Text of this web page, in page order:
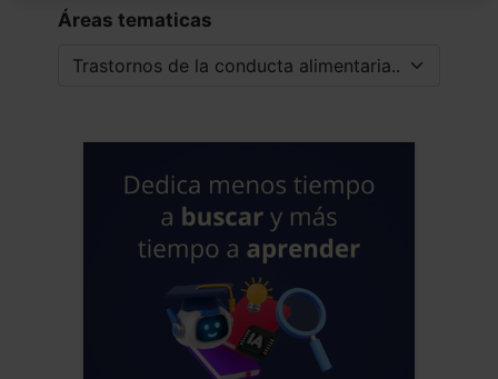
Áreas tematicas